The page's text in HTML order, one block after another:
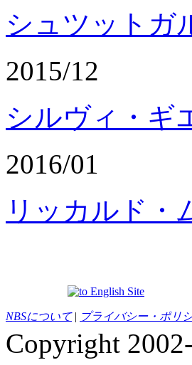
シュツットガ
2015/12
シルヴィ・ギ
2016/01
リッカルド・
NBSについて| プライバシー・ポリ
Copyright